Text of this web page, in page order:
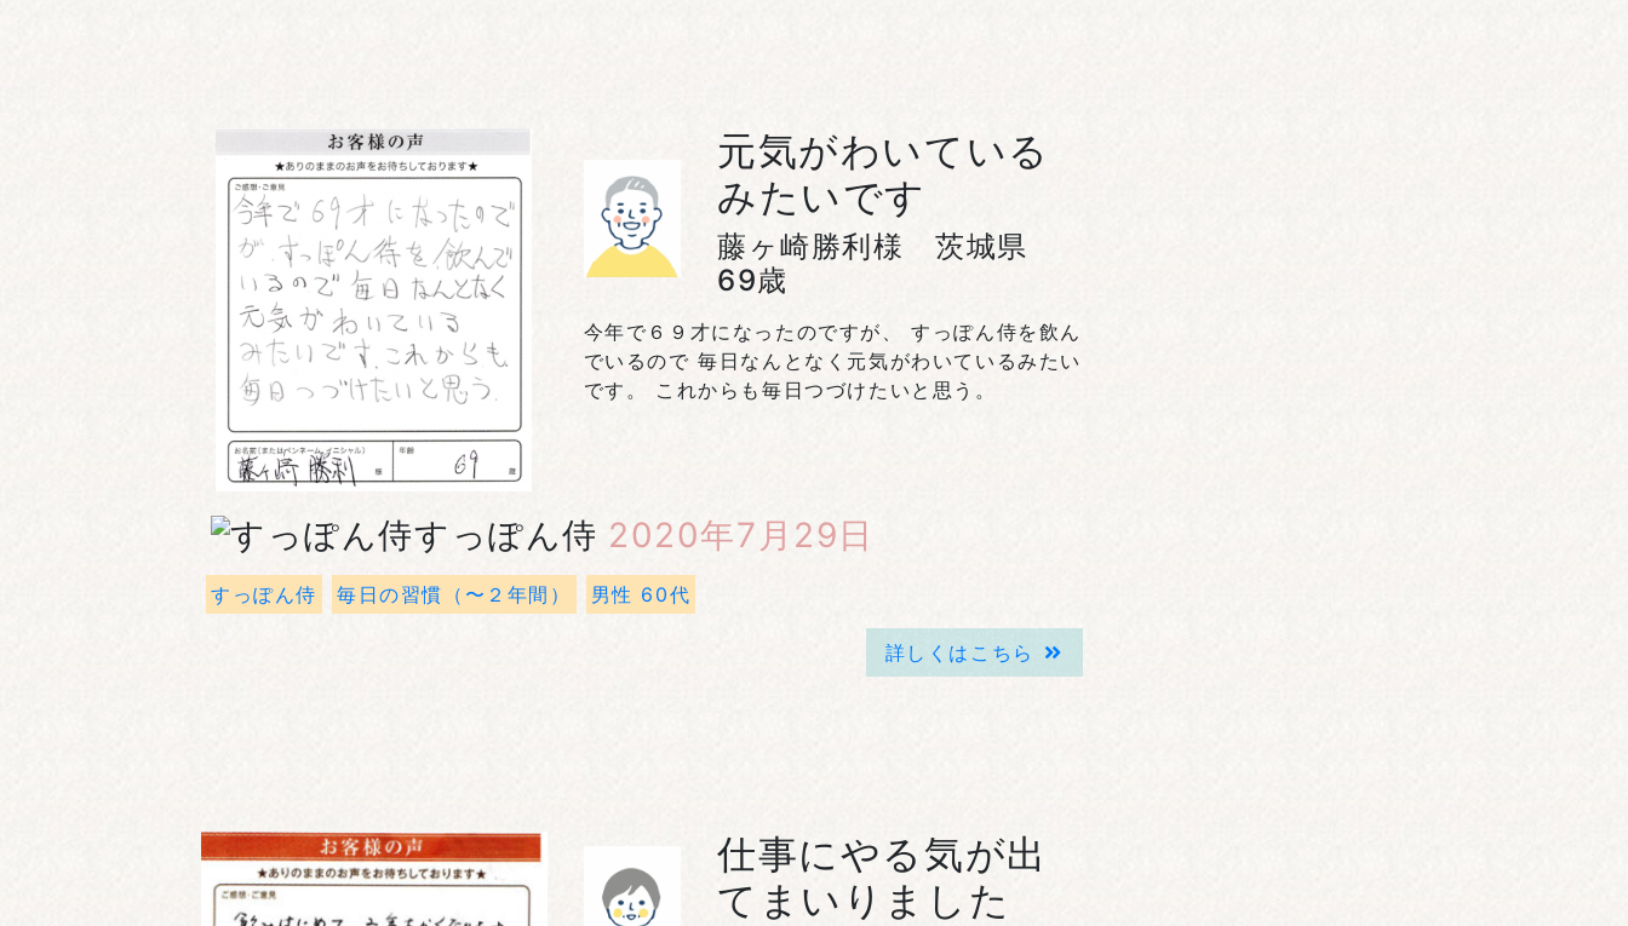
元気がわいている
みたいです
藤ヶ崎勝利様 茨城県
69歳
今年で６９才になったのですが、 すっぽん侍を飲ん
でいるので 毎日なんとなく元気がわいているみたい
です。 これからも毎日つづけたいと思う。
すっぽん侍 2020年7月29日
すっぽん侍 毎日の習慣（〜２年間） 男性 60代
詳しくはこちら
仕事にやる気が出
てまいりました